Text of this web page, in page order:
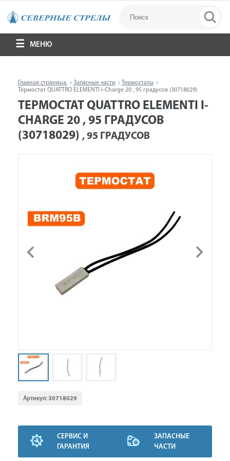
МЕНЮ
Главная страница. Запасные части
Термостаты
Термостат QUATTRO ELEMENTI i-Charge 20 , 95 градусов (30718029)
ТЕРМОСТАТ QUATTRO ELEMENTI I-
CHARGE 20 , 95 ГРАДУСОВ
(30718029) , 95 ГРАДУСОВ
Артикул:30718029
СЕРВИС И
ГАРАНТИЯ
ЗАПАСНЫЕ
ЧАСТИ